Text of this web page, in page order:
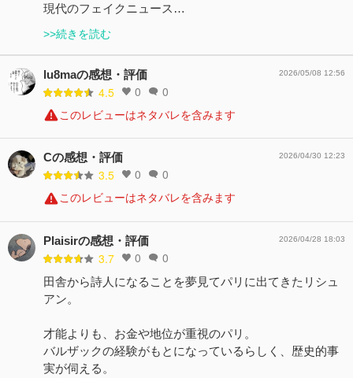
現代のフェイクニュース…
>>続きを読む
lu8maの感想・評価
4.5 0 0
2026/05/08 12:56
このレビューはネタバレを含みます
Cの感想・評価
3.5 0 0
2026/04/30 12:23
このレビューはネタバレを含みます
Plaisirの感想・評価
3.7 0 0
2026/04/28 18:03
田舎から詩人になることを夢見てパリに出てきたリシュ
アン。
才能よりも、お金や地位が重視のパリ。
バルザックの経験がもとになっているらしく、歴史的事
実が伺える。